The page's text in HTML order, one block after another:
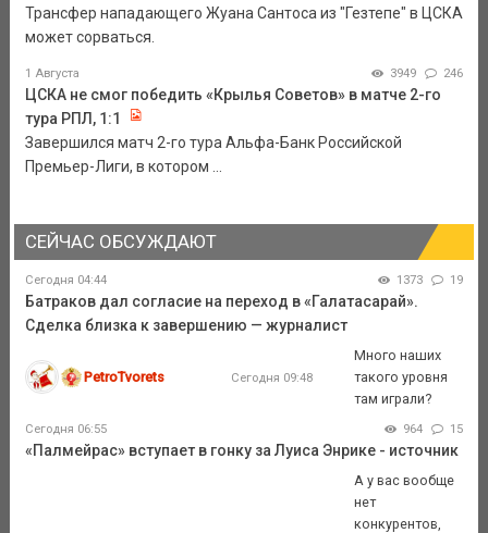
Трансфер нападающего Жуана Сантоса из "Гезтепе" в ЦСКА
может сорваться.
1 Августа 3949 246
ЦСКА не смог победить «Крылья Советов» в матче 2-го
тура РПЛ, 1:1
Завершился матч 2-го тура Альфа-Банк Российской
Премьер-Лиги, в котором ...
СЕЙЧАС ОБСУЖДАЮТ
Сегодня 04:44 1373 19
Батраков дал согласие на переход в «Галатасарай».
Сделка близка к завершению — журналист
PetroTvorets Сегодня 09:48
Много наших
такого уровня
там играли?
Сегодня 06:55 964 15
«Палмейрас» вступает в гонку за Луиса Энрике - источник
А у вас вообще
нет
конкурентов,